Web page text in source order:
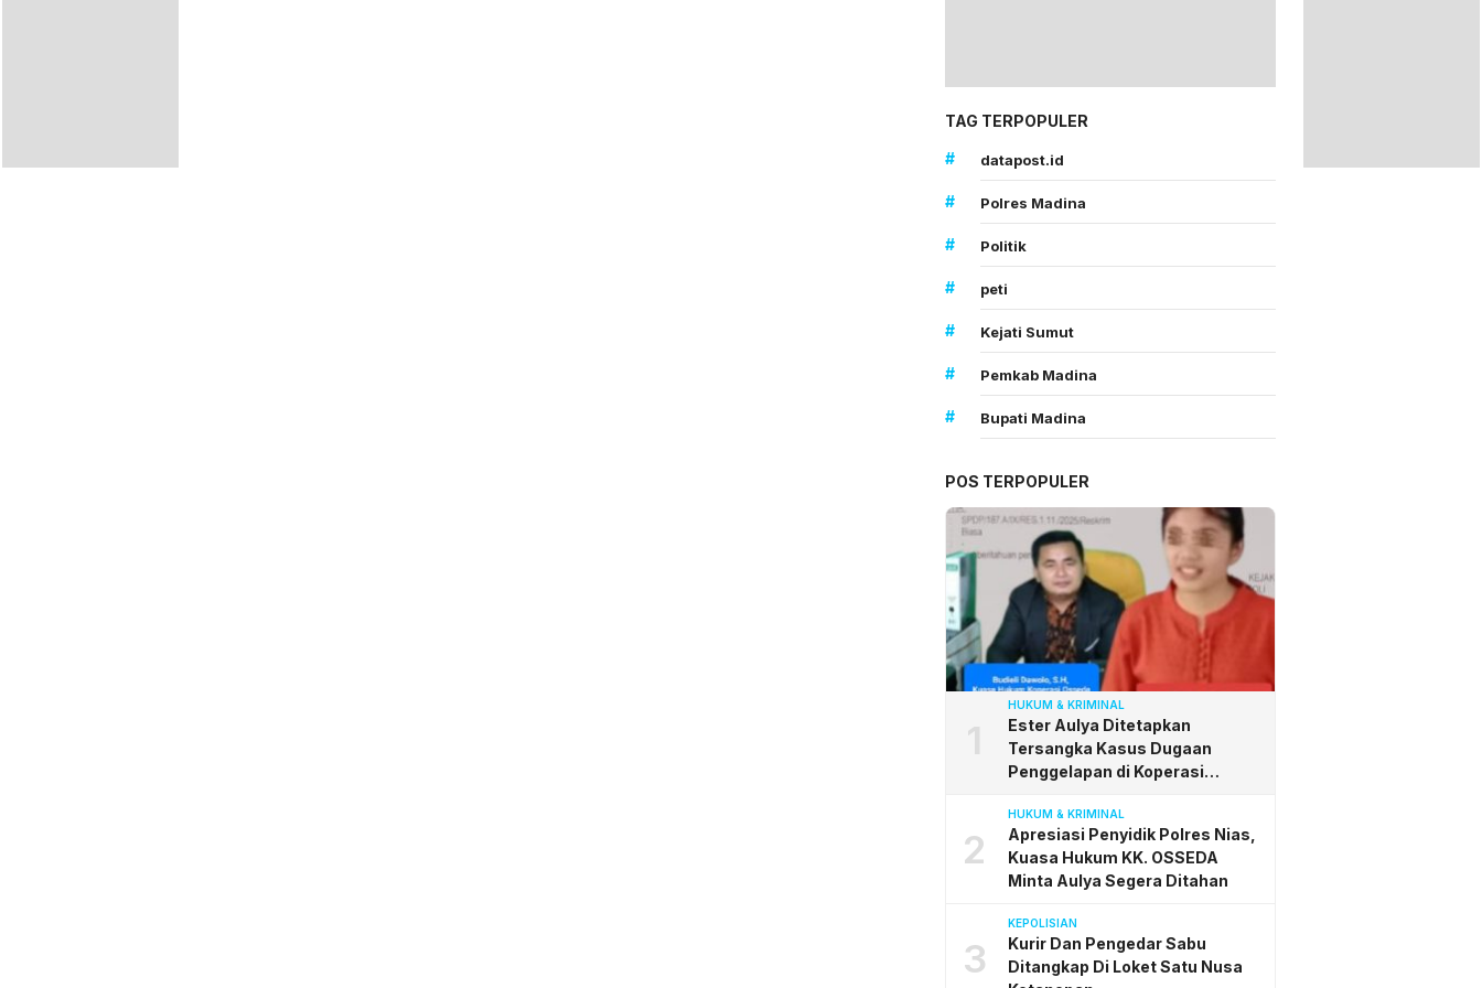
TAG TERPOPULER
#
datapost.id
# Polres Madina
# Politik
# peti
# Kejati Sumut
# Pemkab Madina
# Bupati Madina
POS TERPOPULER
1
HUKUM & KRIMINAL
Ester Aulya Ditetapkan
Tersangka Kasus Dugaan
Penggelapan di Koperasi
Penyidik Polres Nias
2
HUKUM & KRIMINAL
Apresiasi Penyidik Polres Nias,
Kuasa Hukum KK. OSSEDA
Minta Aulya Segera Ditahan
3
KEPOLISIAN
Kurir Dan Pengedar Sabu
Ditangkap Di Loket Satu Nusa